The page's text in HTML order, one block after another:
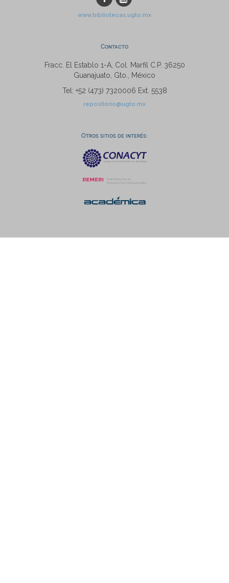
www.bibliotecas.ugto.mx
Contacto
Fracc. El Establo 1-A, Col. Marfil C.P. 36250
Guanajuato, Gto., México
Tel: +52 (473) 7320006 Ext. 5538
repositorio@ugto.mx
Otros sitios de interés: